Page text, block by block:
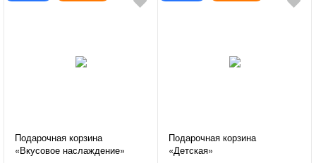
Подарочная корзина
«Вкусовое наслаждение»
Подарочная корзина
«Детская»